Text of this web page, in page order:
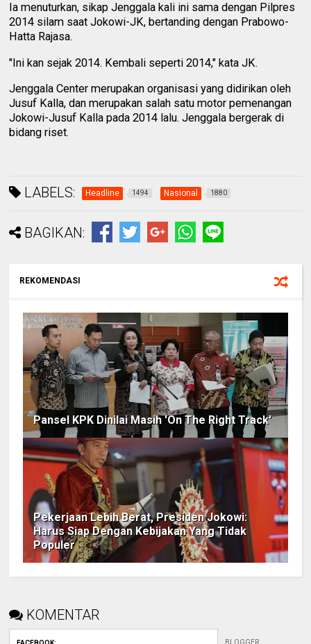
Ia menuturkan, sikap Jenggala kali ini sama dengan Pilpres
2014 silam saat Jokowi-JK, bertanding dengan Prabowo-
Hatta Rajasa.
"Ini kan sejak 2014. Kembali seperti 2014," kata JK.
Jenggala Center merupakan organisasi yang didirikan oleh
Jusuf Kalla, dan merupakan salah satu motor pemenangan
Jokowi-Jusuf Kalla pada 2014 lalu. Jenggala bergerak di
bidang riset.
LABELS: Headline 1494 Nasional 1880
BAGIKAN:
REKOMENDASI
Pansel KPK Dinilai Masih 'On The Right Track'
Pekerjaan Lebih Berat, Presiden Jokowi:
Harus Siap Dengan Kebijakan Yang Tidak
Populer
KOMENTAR